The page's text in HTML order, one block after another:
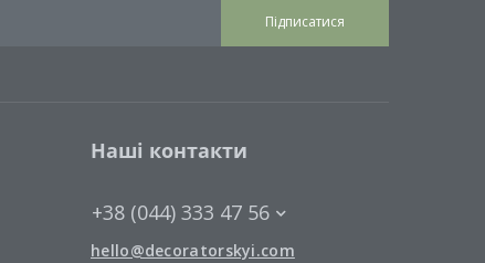
Підписатися
Наші контакти
+38 (044) 333 47 56
hello@decoratorskyi.com